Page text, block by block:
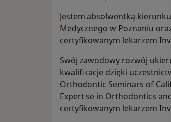
Jestem absolwentką
Medycznego w Poznaniu
certyfikowanym lekarzem
Swój zawodowy rozwój
kwalifikacje dzięki
Orthodontic Seminars of
Expertise in Orthodontics
certyfikowanym lekarzem